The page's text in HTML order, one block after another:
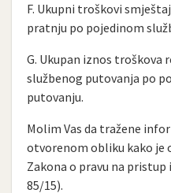
F. Ukupni troškovi
pratnju po pojedinom
G. Ukupan iznos troškova
službenog putovanja po
putovanju.
Molim Vas da tražene
otvorenom obliku kako je
Zakona o pravu na
85/15).